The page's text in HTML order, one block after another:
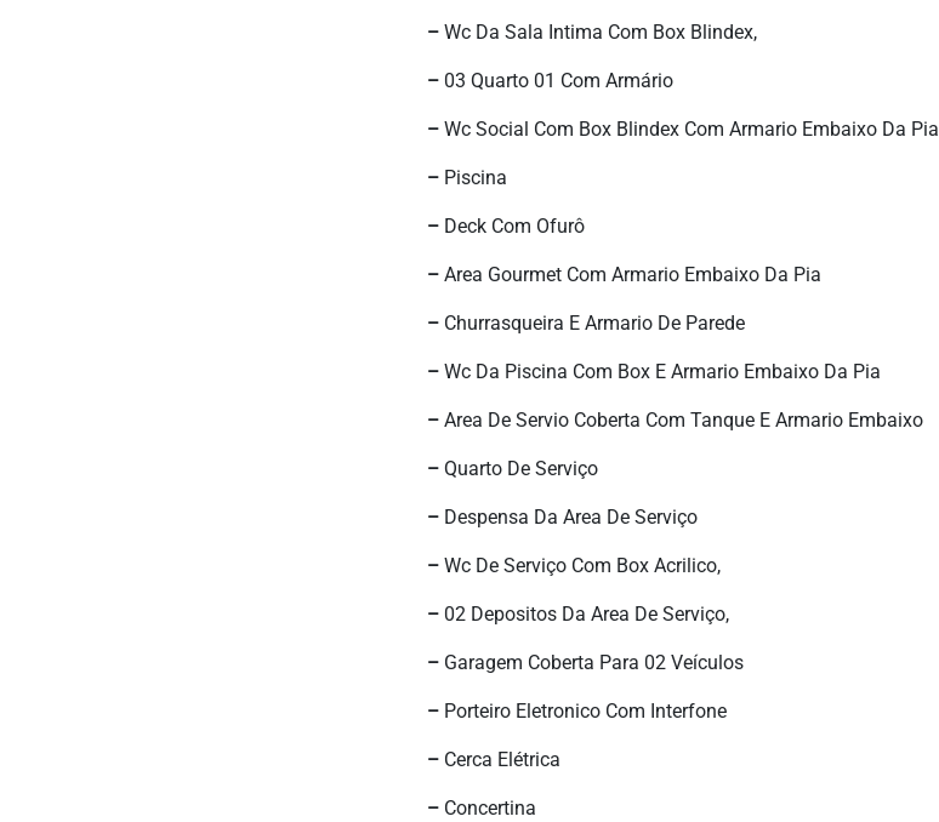
–Wc Da Sala Intima Com Box Blindex,
–03 Quarto 01 Com Armário
– Wc Social Com Box Blindex Com Armario Embaixo Da Pia
–Piscina
–Deck Com Ofurô
–Area Gourmet Com Armario Embaixo Da Pia
–Churrasqueira E Armario De Parede
–Wc Da Piscina Com Box E Armario Embaixo Da Pia
–Area De Servio Coberta Com Tanque E Armario Embaixo
–Quarto De Serviço
–Despensa Da Area De Serviço
–Wc De Serviço Com Box Acrilico,
–02 Depositos Da Area De Serviço,
–Garagem Coberta Para 02 Veículos
–Porteiro Eletronico Com Interfone
–Cerca Elétrica
–Concertina